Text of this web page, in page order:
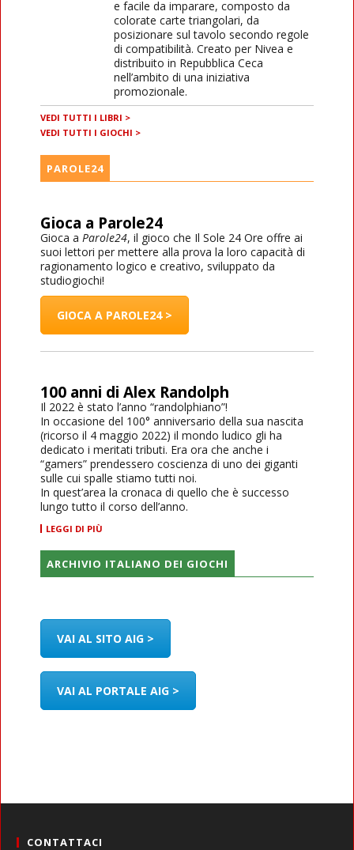
e facile da imparare, composto da
colorate carte triangolari, da
posizionare sul tavolo secondo regole
di compatibilità. Creato per Nivea e
distribuito in Repubblica Ceca
nell’ambito di una iniziativa
promozionale.
VEDI TUTTI I LIBRI >
VEDI TUTTI I GIOCHI >
PAROLE24
Gioca a Parole24
Gioca a Parole24, il gioco che Il Sole 24 Ore offre ai
suoi lettori per mettere alla prova la loro capacità di
ragionamento logico e creativo, sviluppato da
studiogiochi!
GIOCA A PAROLE24 >
100 anni di Alex Randolph
Il 2022 è stato l’anno “randolphiano”!
In occasione del 100° anniversario della sua nascita
(ricorso il 4 maggio 2022) il mondo ludico gli ha
dedicato i meritati tributi. Era ora che anche i
“gamers” prendessero coscienza di uno dei giganti
sulle cui spalle stiamo tutti noi.
In quest’area la cronaca di quello che è successo
lungo tutto il corso dell’anno.
LEGGI DI PIÙ
ARCHIVIO ITALIANO DEI GIOCHI
VAI AL SITO AIG >
VAI AL PORTALE AIG >
CONTATTACI